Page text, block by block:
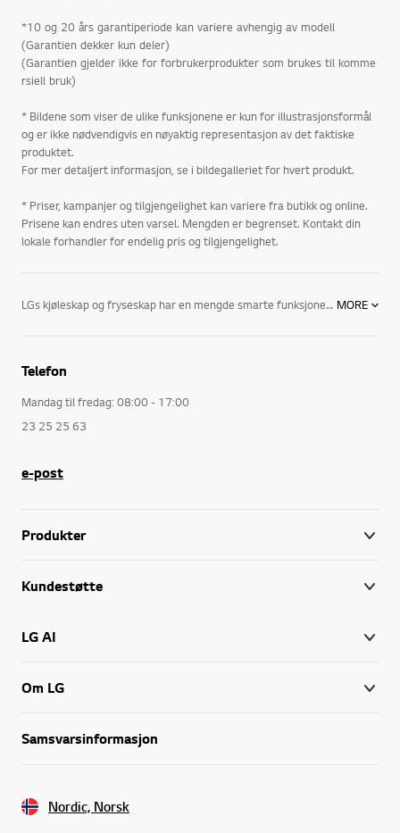
*10 og 20 års garantiperiode kan variere avhengig av modell
(Garantien dekker kun deler)
(Garantien gjelder ikke for forbrukerprodukter som brukes til komme
rsiell bruk)
* Bildene som viser de ulike funksjonene er kun for illustrasjonsformål
og er ikke nødvendigvis en nøyaktig representasjon av det faktiske
produktet.
For mer detaljert informasjon, se i bildegalleriet for hvert produkt.
* Priser, kampanjer og tilgjengelighet kan variere fra butikk og online.
Prisene kan endres uten varsel. Mengden er begrenset. Kontakt din
lokale forhandler for endelig pris og tilgjengelighet.
LGs kjøleskap og fryseskap har en mengde smarte funksjoner. Blant annet:
LED-belysning: Gir et sterkere og mer behagelig lys som varer fem ganger lengre enn tradisjonell kjøl og frys-belysning.
FRESH 0 ZONE: LGs kjøleskap har spesielle nullgraders bokser som bevarer en perfekt temperatur for kjøtt og fisk og dermed gir maten lengre holdbarhet.
LGs kjøleskap som er utstyrt med Zero Clearance har dører som er utformet slik at de ikke støter mot skapdører og kjøkkeninnredning eller hvis to skap plasseres ved siden av hverandre. Kjøleskap med Zero Clearance tillater dessuten at man kan trekke alle skuffene fullt ut uten å måtte slå opp døren på vidt gap. Plasseringen av din LG kjøl og frys blir dermed enklere og mer fleksibel.
MORE
Telefon
Mandag til fredag: 08:00 - 17:00
23 25 25 63
e-post
Produkter
Kundestøtte
LG AI
Om LG
Samsvarsinformasjon
Nordic, Norsk